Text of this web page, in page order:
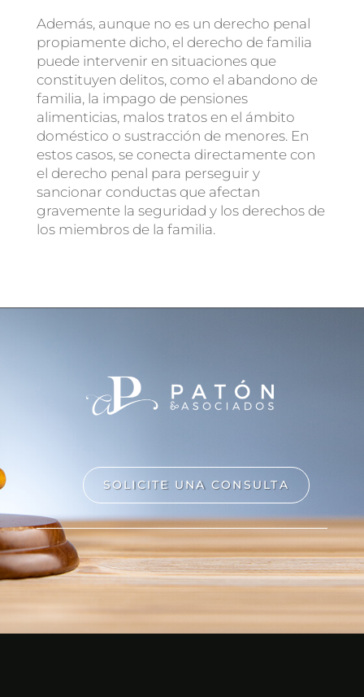
Además, aunque no es un derecho penal
propiamente dicho, el derecho de familia
puede intervenir en situaciones que
constituyen delitos, como el abandono de
familia, la impago de pensiones
alimenticias, malos tratos en el ámbito
doméstico o sustracción de menores. En
estos casos, se conecta directamente con
el derecho penal para perseguir y
sancionar conductas que afectan
gravemente la seguridad y los derechos de
los miembros de la familia.
SOLICITE UNA CONSULTA